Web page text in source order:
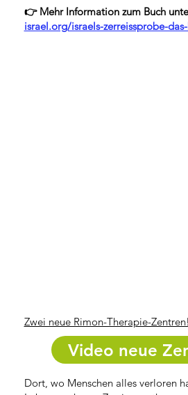
👉 Mehr Information zum Buch
israel.org/israels-zerreissprobe-
Zwei neue Rimon-Therapie-Zentren!
Video neue
Dort, wo Menschen alles verloren